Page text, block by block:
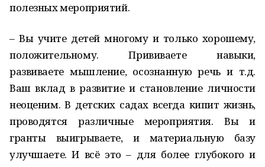
полезных мероприятий.
– Вы учите детей многому и только хорошему,
положительному. Прививаете навыки,
развиваете мышление, осознанную речь и т.д.
Ваш вклад в развитие и становление личности
неоценим. В детских садах всегда кипит жизнь,
проводятся различные мероприятия. Вы и
гранты выигрываете, и материальную базу
улучшаете. И всё это – для более глубокого и